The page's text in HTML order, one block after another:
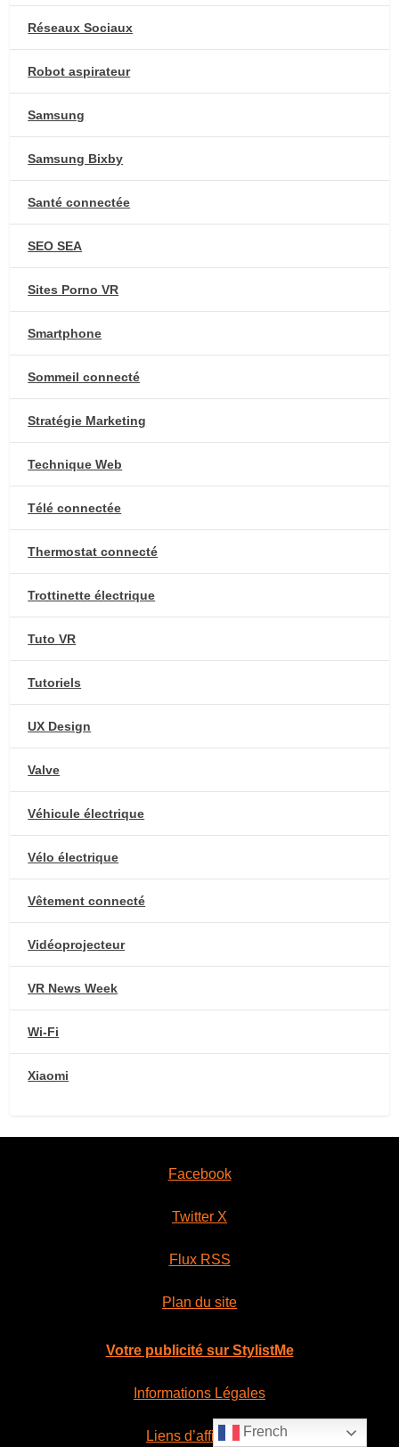
Réseaux Sociaux
Robot aspirateur
Samsung
Samsung Bixby
Santé connectée
SEO SEA
Sites Porno VR
Smartphone
Sommeil connecté
Stratégie Marketing
Technique Web
Télé connectée
Thermostat connecté
Trottinette électrique
Tuto VR
Tutoriels
UX Design
Valve
Véhicule électrique
Vélo électrique
Vêtement connecté
Vidéoprojecteur
VR News Week
Wi-Fi
Xiaomi
Facebook
Twitter X
Flux RSS
Plan du site
Votre publicité sur StylistMe
Informations Légales
Liens d’affiliationFrench